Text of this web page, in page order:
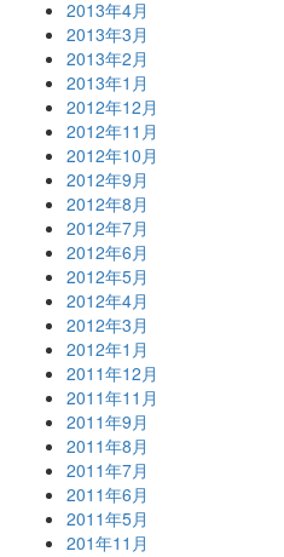
2013年4月
2013年3月
2013年2月
2013年1月
2012年12月
2012年11月
2012年10月
2012年9月
2012年8月
2012年7月
2012年6月
2012年5月
2012年4月
2012年3月
2012年1月
2011年12月
2011年11月
2011年9月
2011年8月
2011年7月
2011年6月
2011年5月
201年11月